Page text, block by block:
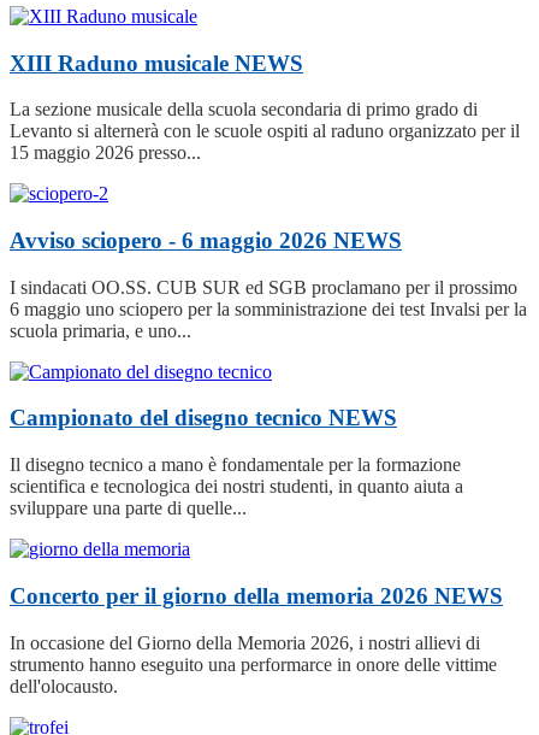
XIII Raduno musicale NEWS
La sezione musicale della scuola secondaria di primo grado di
Levanto si alternerà con le scuole ospiti al raduno organizzato per il
15 maggio 2026 presso...
Avviso sciopero - 6 maggio 2026 NEWS
I sindacati OO.SS. CUB SUR ed SGB proclamano per il prossimo
6 maggio uno sciopero per la somministrazione dei test Invalsi per la
scuola primaria, e uno...
Campionato del disegno tecnico NEWS
Il disegno tecnico a mano è fondamentale per la formazione
scientifica e tecnologica dei nostri studenti, in quanto aiuta a
sviluppare una parte di quelle...
Concerto per il giorno della memoria 2026 NEWS
In occasione del Giorno della Memoria 2026, i nostri allievi di
strumento hanno eseguito una performarce in onore delle vittime
dell'olocausto.